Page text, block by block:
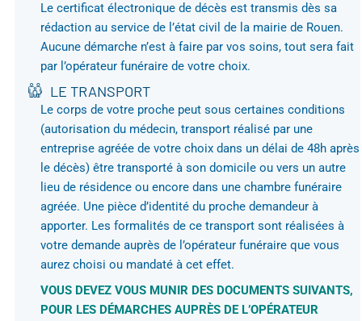
Le certificat électronique de décès est transmis dès sa
rédaction au service de l’état civil de la mairie de Rouen.
Aucune démarche n’est à faire par vos soins, tout sera fait
par l’opérateur funéraire de votre choix.
LE TRANSPORT
Le corps de votre proche peut sous certaines conditions
(autorisation du médecin, transport réalisé par une
entreprise agréée de votre choix dans un délai de 48h après
le décès) être transporté à son domicile ou vers un autre
lieu de résidence ou encore dans une chambre funéraire
agréée. Une pièce d’identité du proche demandeur à
apporter. Les formalités de ce transport sont réalisées à
votre demande auprès de l’opérateur funéraire que vous
aurez choisi ou mandaté à cet effet.
VOUS DEVEZ VOUS MUNIR DES DOCUMENTS SUIVANTS,
POUR LES DÉMARCHES AUPRÈS DE L’OPÉRATEUR